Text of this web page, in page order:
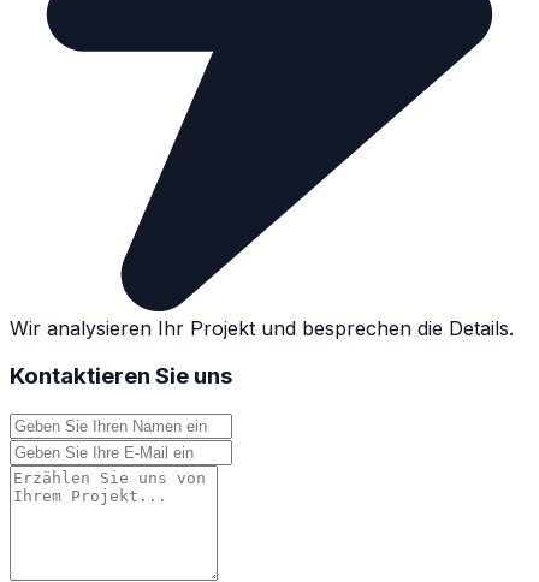
Wir analysieren Ihr Projekt und besprechen die Details.
Kontaktieren Sie uns